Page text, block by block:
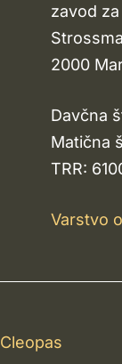
zavod
2000
Davčna
Matična
TRR:
Varstvo
Cleopas